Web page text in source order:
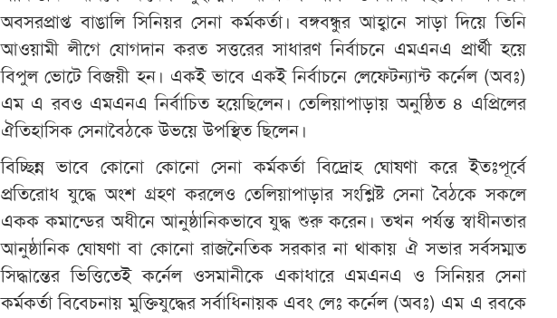
অবসরপ্রাপ্ত বাঙালি সিনিয়র সেনা কর্মকর্তা। বঙ্গবন্ধুর আহ্বানে সাড়া দিয়ে তিনি
আওয়ামী লীগে যোগদান করত সত্তরের সাধারণ নির্বাচনে এমএনএ প্রার্থী হয়ে
বিপুল ভোটে বিজয়ী হন। একই ভাবে একই নির্বাচনে লেফ্টেন্যান্ট কর্নেল (অবঃ)
এম এ রবও এমএনএ নির্বাচিত হয়েছিলেন। তেলিয়াপাড়ায় অনুষ্ঠিত ৪ এপ্রিলের
ঐতিহাসিক সেনাবৈঠকে উভয়ে উপস্থিত ছিলেন।
বিচ্ছিন্ন ভাবে কোনো কোনো সেনা কর্মকর্তা বিদ্রোহ ঘোষণা করে ইতঃপূর্বে
প্রতিরোধ যুদ্ধে অংশ গ্রহণ করলেও তেলিয়াপাড়ার সংশ্লিষ্ট সেনা বৈঠকে সকলে
একক কমান্ডের অধীনে আনুষ্ঠানিকভাবে যুদ্ধ শুরু করেন। তখন পর্যন্ত স্বাধীনতার
আনুষ্ঠানিক ঘোষণা বা কোনো রাজনৈতিক সরকার না থাকায় ঐ সভার সর্বসম্মত
সিদ্ধান্তের ভিত্তিতেই কর্নেল ওসমানীকে একাধারে এমএনএ ও সিনিয়র সেনা
কর্মকর্তা বিবেচনায় মুক্তিযুদ্ধের সর্বাধিনায়ক এবং লেঃ কর্নেল (অবঃ) এম এ রবকে